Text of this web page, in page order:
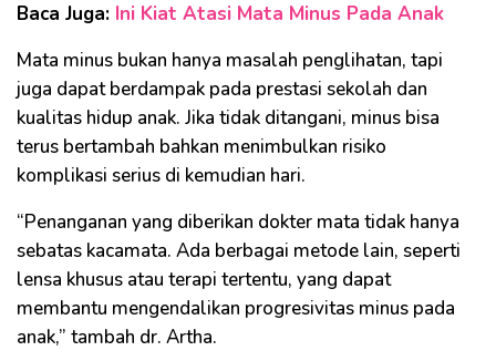
Baca Juga: Ini Kiat Atasi Mata Minus Pada Anak
Mata minus bukan hanya masalah penglihatan, tapi
juga dapat berdampak pada prestasi sekolah dan
kualitas hidup anak. Jika tidak ditangani, minus bisa
terus bertambah bahkan menimbulkan risiko
komplikasi serius di kemudian hari.
“Penanganan yang diberikan dokter mata tidak hanya
sebatas kacamata. Ada berbagai metode lain, seperti
lensa khusus atau terapi tertentu, yang dapat
membantu mengendalikan progresivitas minus pada
anak,” tambah dr. Artha.